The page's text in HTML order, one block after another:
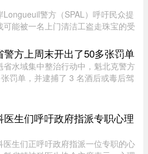
Longueuil警方（SPAL）呼吁民众提
可能被一名上门清洁工盗走珠宝的受
居民Mélanie Tanguay上周
涉及Saint-Brun ...
警方上周末开出了50多张罚单
省水域集中整治行动中，魁北克警方
罚单，并逮捕了 3 名酒后或毒后驾
警力在 8 月 1 ...
医生们呼吁政府指派专职心理
医生们正呼吁政府指派一位专职的心